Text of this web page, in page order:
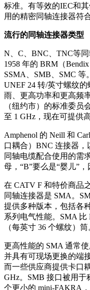
标准。有等效的IEC和
用的精密同轴连接器符
流行的同轴连接器类型
N、C、BNC、TNC等
1958 年的 BRM（
SSMA、SMB、SMC
UNEF 24 转/英寸螺纹
雨、更高功率和更高频
（纽约市）的标准委员
至 1 GHz，现在可提供
Amphenol 的 Neill 和
口耦合）BNC 连接器
同轴电缆配合使用的需
母，“B”要么是“婴儿”
在 CATV F 和特价商品
同轴连接器是 SMA。
提供多种版本，包括各
系列电气性能。SMA 比
（每英寸 36 个螺纹）筒
更高性能的 SMA 通常
并具有可现场更换的端
而一些供应商提供卡口
GHz。SMB 接口被用
个更小的 mini-FAKRA，